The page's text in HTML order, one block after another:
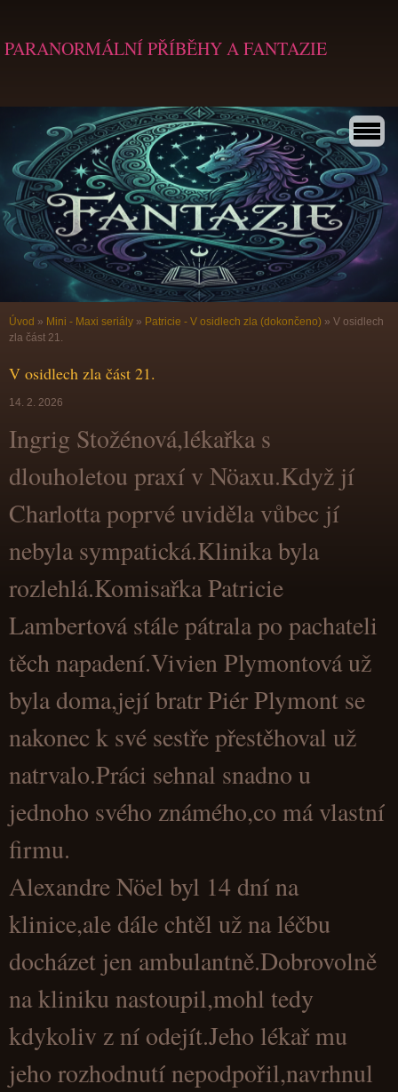
PARANORMÁLNÍ PŘÍBĚHY A FANTAZIE
Úvod » Mini - Maxi seriály » Patricie - V osidlech zla (dokončeno) » V osidlech
zla část 21.
V osidlech zla část 21.
14. 2. 2026
Ingrig Stožénová,lékařka s
dlouholetou praxí v Nöaxu.Když jí
Charlotta poprvé uviděla vůbec jí
nebyla sympatická.Klinika byla
rozlehlá.Komisařka Patricie
Lambertová stále pátrala po pachateli
těch napadení.Vivien Plymontová už
byla doma,její bratr Piér Plymont se
nakonec k své sestře přestěhoval už
natrvalo.Práci sehnal snadno u
jednoho svého známého,co má vlastní
firmu.
Alexandre Nöel byl 14 dní na
klinice,ale dále chtěl už na léčbu
docházet jen ambulantně.Dobrovolně
na kliniku nastoupil,mohl tedy
kdykoliv z ní odejít.Jeho lékař mu
jeho rozhodnutí nepodpořil,navrhnul